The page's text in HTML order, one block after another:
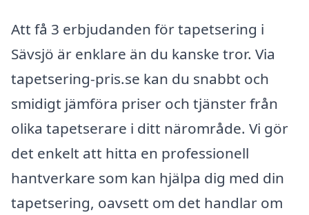
Att få 3 erbjudanden för tapetsering i
Sävsjö är enklare än du kanske tror. Via
tapetsering-pris.se kan du snabbt och
smidigt jämföra priser och tjänster från
olika tapetserare i ditt närområde. Vi gör
det enkelt att hitta en professionell
hantverkare som kan hjälpa dig med din
tapetsering, oavsett om det handlar om